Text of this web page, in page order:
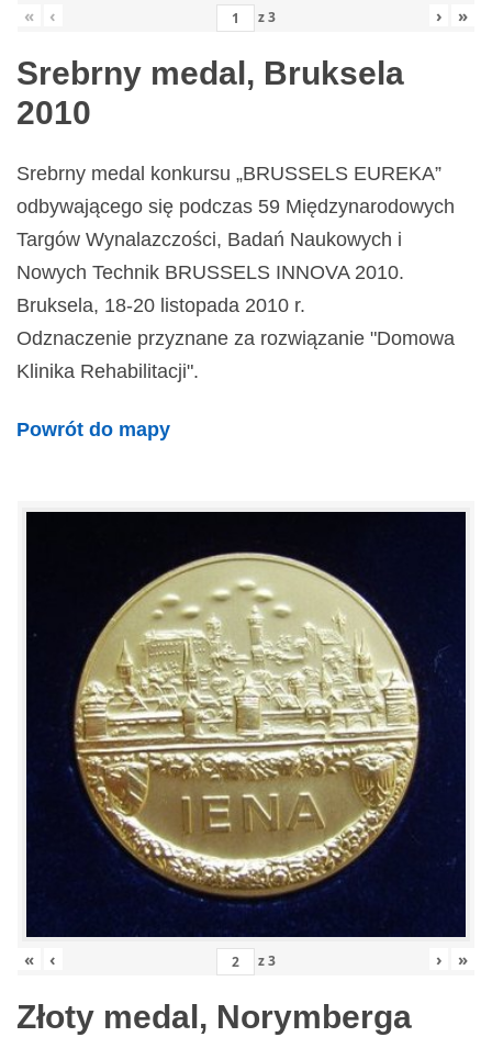
« ‹ z3 › »
Srebrny medal, Bruksela
2010
Srebrny medal konkursu „BRUSSELS EUREKA”
odbywającego się podczas 59 Międzynarodowych
Targów Wynalazczości, Badań Naukowych i
Nowych Technik BRUSSELS INNOVA 2010.
Bruksela, 18-20 listopada 2010 r.
Odznaczenie przyznane za rozwiązanie "Domowa
Klinika Rehabilitacji".
Powrót do mapy
« ‹ z3 › »
Złoty medal, Norymberga